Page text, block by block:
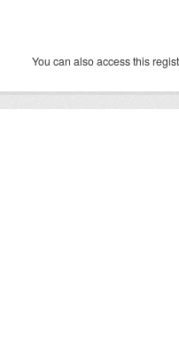
You can also access this